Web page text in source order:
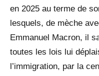
en 2025 au terme de
lesquels, de mèche
Emmanuel Macron, il
toutes les lois lui
l’immigration, par la